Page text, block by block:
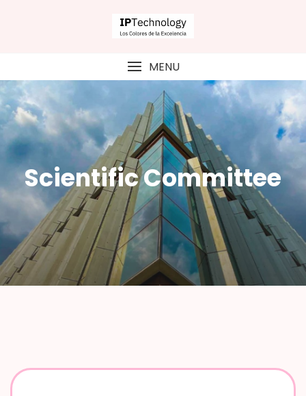
MENU
Scientific Committee